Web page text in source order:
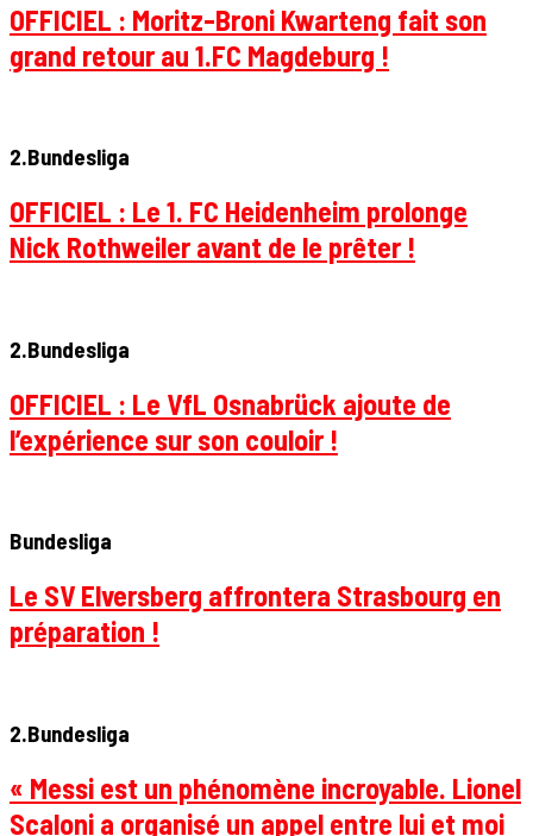
OFFICIEL : Moritz-Broni Kwarteng fait son
grand retour au 1.FC Magdeburg !
2.Bundesliga
OFFICIEL : Le 1. FC Heidenheim prolonge
Nick Rothweiler avant de le prêter !
2.Bundesliga
OFFICIEL : Le VfL Osnabrück ajoute de
l’expérience sur son couloir !
Bundesliga
Le SV Elversberg affrontera Strasbourg en
préparation !
2.Bundesliga
« Messi est un phénomène incroyable. Lionel
Scaloni a organisé un appel entre lui et moi